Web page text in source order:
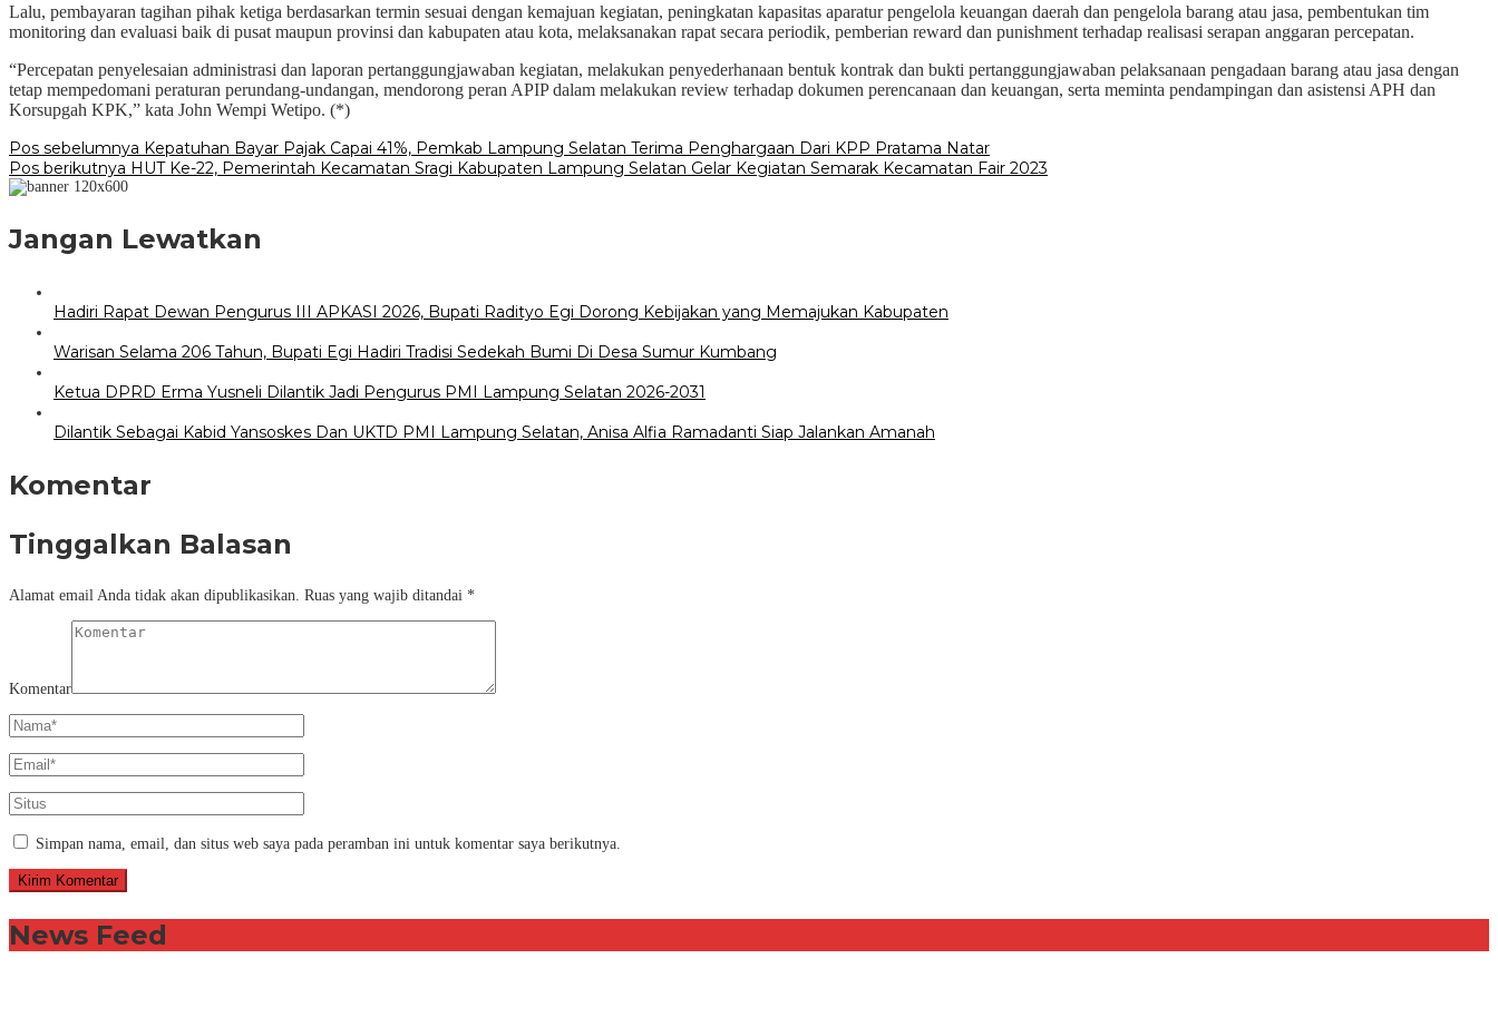
Lalu, pembayaran tagihan pihak ketiga berdasarkan termin sesuai dengan kemajuan kegiatan, peningkatan kapasitas aparatur pengelola keuangan daerah dan pengelola barang atau jasa, pembentukan tim
monitoring dan evaluasi baik di pusat maupun provinsi dan kabupaten atau kota, melaksanakan rapat secara periodik, pemberian reward dan punishment terhadap realisasi serapan anggaran percepatan.
“Percepatan penyelesaian administrasi dan laporan pertanggungjawaban kegiatan, melakukan penyederhanaan bentuk kontrak dan bukti pertanggungjawaban pelaksanaan pengadaan barang atau jasa dengan
tetap mempedomani peraturan perundang-undangan, mendorong peran APIP dalam melakukan review terhadap dokumen perencanaan dan keuangan, serta meminta pendampingan dan asistensi APH dan
Korsupgah KPK,” kata John Wempi Wetipo. (*)
Navigasi
pos
Pos sebelumnya Kepatuhan Bayar Pajak Capai 41%, Pemkab Lampung Selatan Terima Penghargaan Dari KPP Pratama Natar
Pos berikutnya HUT Ke-22, Pemerintah Kecamatan Sragi Kabupaten Lampung Selatan Gelar Kegiatan Semarak Kecamatan Fair 2023
Jangan Lewatkan
Hadiri Rapat Dewan Pengurus III APKASI 2026, Bupati Radityo Egi Dorong Kebijakan yang Memajukan Kabupaten
Warisan Selama 206 Tahun, Bupati Egi Hadiri Tradisi Sedekah Bumi Di Desa Sumur Kumbang
Ketua DPRD Erma Yusneli Dilantik Jadi Pengurus PMI Lampung Selatan 2026-2031
Dilantik Sebagai Kabid Yansoskes Dan UKTD PMI Lampung Selatan, Anisa Alfia Ramadanti Siap Jalankan Amanah
Komentar
Tinggalkan Balasan
Alamat email Anda tidak akan dipublikasikan. Ruas yang wajib ditandai *
Komentar
Simpan nama, email, dan situs web saya pada peramban ini untuk komentar saya berikutnya.
News Feed